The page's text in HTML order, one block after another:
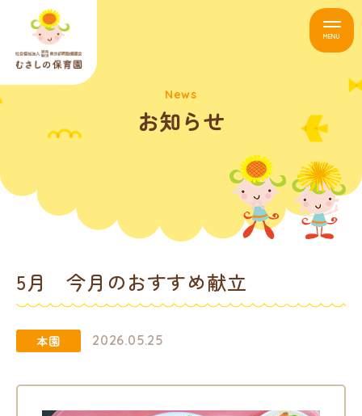
MENU
News
お知らせ
5月 今月のおすすめ献立
本園 2026.05.25